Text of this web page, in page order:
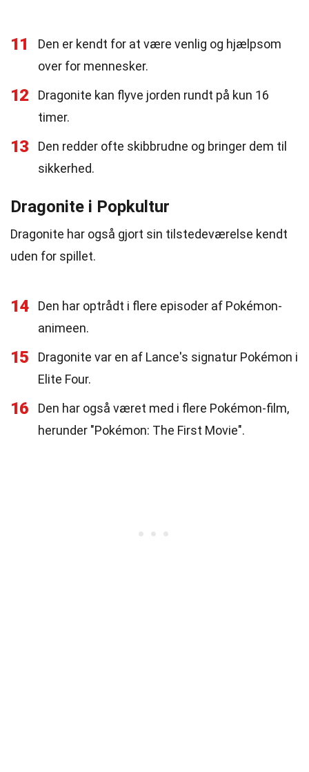
11
Den er kendt for at være venlig og hjælpsom
over for mennesker.
12
Dragonite kan flyve jorden rundt på kun 16
timer.
13
Den redder ofte skibbrudne og bringer dem til
sikkerhed.
Dragonite i Popkultur
Dragonite har også gjort sin tilstedeværelse kendt
uden for spillet.
14
Den har optrådt i flere episoder af Pokémon-
animeen.
15
Dragonite var en af Lance's signatur Pokémon i
Elite Four.
16
Den har også været med i flere Pokémon-film,
herunder "Pokémon: The First Movie".